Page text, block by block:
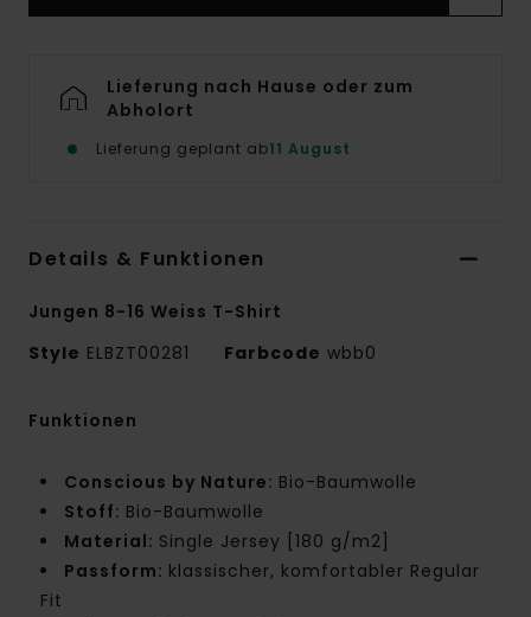
Lieferung nach Hause oder zum
Abholort
Lieferung geplant ab11 August
Details & Funktionen
Jungen 8-16 Weiss T-Shirt
Style ELBZT00281 Farbcode wbb0
Funktionen
Conscious by Nature: Bio-Baumwolle
Stoff: Bio-Baumwolle
Material: Single Jersey [180 g/m2]
Passform: klassischer, komfortabler Regular
Fit